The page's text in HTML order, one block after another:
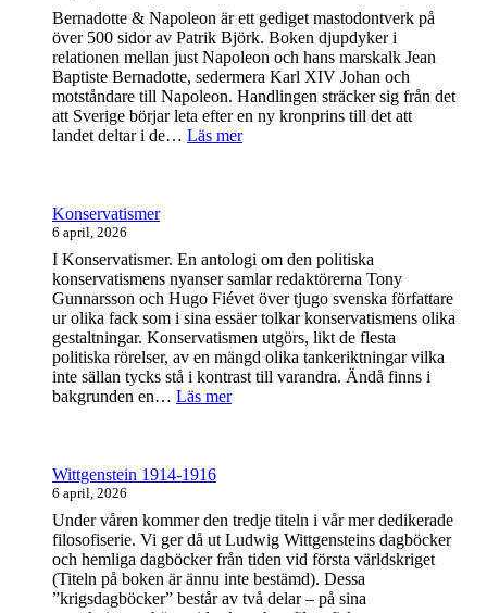
Bernadotte & Napoleon är ett gediget mastodontverk på
över 500 sidor av Patrik Björk. Boken djupdyker i
relationen mellan just Napoleon och hans marskalk Jean
Baptiste Bernadotte, sedermera Karl XIV Johan och
motståndare till Napoleon. Handlingen sträcker sig från det
att Sverige börjar leta efter en ny kronprins till det att
landet deltar i de… Läs mer:
Konservatismer
6 april, 2026
I Konservatismer. En antologi om den politiska
konservatismens nyanser samlar redaktörerna Tony
Gunnarsson och Hugo Fiévet över tjugo svenska författare
ur olika fack som i sina essäer tolkar konservatismens olika
gestaltningar. Konservatismen utgörs, likt de flesta
politiska rörelser, av en mängd olika tankeriktningar vilka
inte sällan tycks stå i kontrast till varandra. Ändå finns i
bakgrunden en… Läs mer:
Wittgenstein 1914-1916
6 april, 2026
Under våren kommer den tredje titeln i vår mer dedikerade
filosofiserie. Vi ger då ut Ludwig Wittgensteins dagböcker
och hemliga dagböcker från tiden vid första världskriget
(Titeln på boken är ännu inte bestämd). Dessa
”krigsdagböcker” består av två delar – på sina